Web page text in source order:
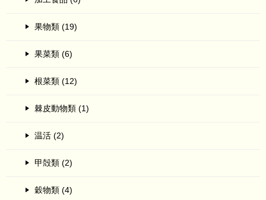
果物類 (19)
果菜類 (6)
根菜類 (12)
棘皮動物類 (1)
温活 (2)
甲殻類 (2)
穀物類 (4)